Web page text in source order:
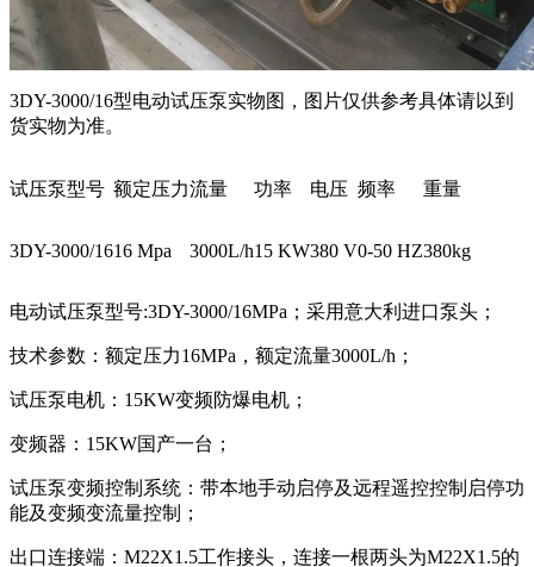
3DY-3000/16型电动试压泵实物图，图片仅供参考具体请以到
货实物为准。
试压泵型号 额定压力流量 功率 电压 频率 重量
3DY-3000/1616 Mpa 3000L/h15 KW380 V0-50 HZ380kg
电动试压泵型号:3DY-3000/16MPa；采用意大利进口泵头；
技术参数：额定压力16MPa，额定流量3000L/h；
试压泵电机：15KW变频防爆电机；
变频器：15KW国产一台；
试压泵变频控制系统：带本地手动启停及远程遥控控制启停功
能及变频变流量控制；
出口连接端：M22X1.5工作接头，连接一根两头为M22X1.5的